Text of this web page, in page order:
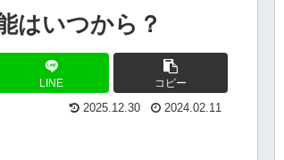
はいつから？
LINE コピー
2025.12.30 2024.02.11